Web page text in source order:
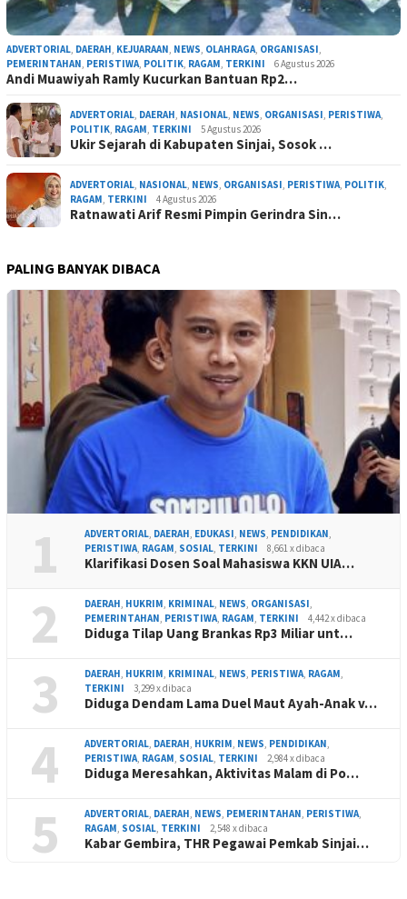
ADVERTORIAL, DAERAH, KEJUARAAN, NEWS, OLAHRAGA, ORGANISASI,
PEMERINTAHAN, PERISTIWA, POLITIK, RAGAM, TERKINI 6 Agustus 2026
Andi Muawiyah Ramly Kucurkan Bantuan Rp2…
ADVERTORIAL, DAERAH, NASIONAL, NEWS, ORGANISASI, PERISTIWA,
POLITIK, RAGAM, TERKINI 5 Agustus 2026
Ukir Sejarah di Kabupaten Sinjai, Sosok …
ADVERTORIAL, NASIONAL, NEWS, ORGANISASI, PERISTIWA, POLITIK,
RAGAM, TERKINI 4 Agustus 2026
Ratnawati Arif Resmi Pimpin Gerindra Sin…
PALING BANYAK DIBACA
1 ADVERTORIAL, DAERAH, EDUKASI, NEWS, PENDIDIKAN,
PERISTIWA, RAGAM, SOSIAL, TERKINI 8,661 x dibaca
Klarifikasi Dosen Soal Mahasiswa KKN UIA…
2 DAERAH, HUKRIM, KRIMINAL, NEWS, ORGANISASI,
PEMERINTAHAN, PERISTIWA, RAGAM, TERKINI 4,442 x dibaca
Diduga Tilap Uang Brankas Rp3 Miliar unt…
3 DAERAH, HUKRIM, KRIMINAL, NEWS, PERISTIWA, RAGAM,
TERKINI
3,299 x dibaca
Diduga Dendam Lama Duel Maut Ayah-Anak v…
4 ADVERTORIAL, DAERAH, HUKRIM, NEWS, PENDIDIKAN,
PERISTIWA, RAGAM, SOSIAL, TERKINI 2,984 x dibaca
Diduga Meresahkan, Aktivitas Malam di Po…
5 ADVERTORIAL, DAERAH, NEWS, PEMERINTAHAN, PERISTIWA,
RAGAM, SOSIAL, TERKINI 2,548 x dibaca
Kabar Gembira, THR Pegawai Pemkab Sinjai…